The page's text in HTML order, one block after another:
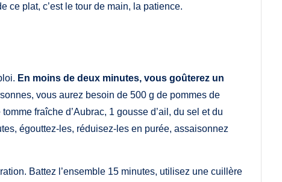
ce plat, c’est le tour de main, la patience.
En moins de deux minutes, vous goûterez un
vous aurez besoin de 500 g de pommes de
fraîche d’Aubrac, 1 gousse d’ail, du sel et du
égouttez-les, réduisez-les en purée, assaisonnez
Battez l’ensemble 15 minutes, utilisez une cuillère